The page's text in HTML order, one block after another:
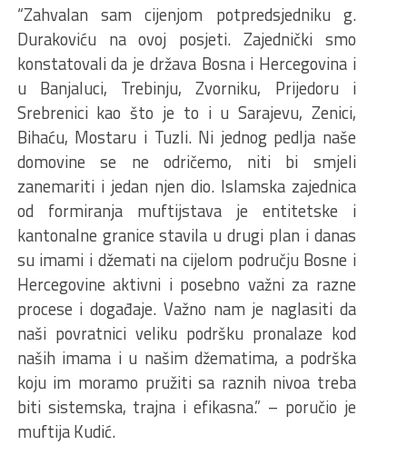
“Zahvalan sam cijenjom potpredsjedniku g.
Durakoviću na ovoj posjeti. Zajednički smo
konstatovali da je država Bosna i Hercegovina i
u Banjaluci, Trebinju, Zvorniku, Prijedoru i
Srebrenici kao što je to i u Sarajevu, Zenici,
Bihaću, Mostaru i Tuzli. Ni jednog pedlja naše
domovine se ne odričemo, niti bi smjeli
zanemariti i jedan njen dio. Islamska zajednica
od formiranja muftijstava je entitetske i
kantonalne granice stavila u drugi plan i danas
su imami i džemati na cijelom području Bosne i
Hercegovine aktivni i posebno važni za razne
procese i događaje. Važno nam je naglasiti da
naši povratnici veliku podršku pronalaze kod
naših imama i u našim džematima, a podrška
koju im moramo pružiti sa raznih nivoa treba
biti sistemska, trajna i efikasna.” – poručio je
muftija Kudić.